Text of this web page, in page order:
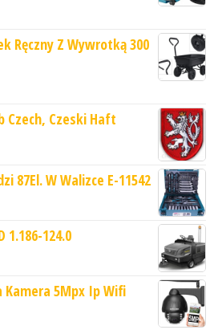
Ręczny Z Wywrotką 300
Czech, Czeski Haft
87El. W Walizce E-11542
1.186-124.0
5Mpx Ip Wifi